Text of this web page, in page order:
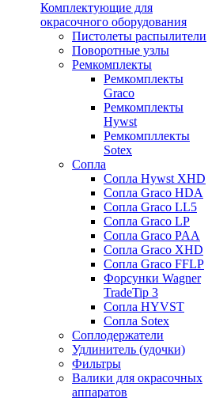
Комплектующие для
окрасочного оборудования
Пистолеты распылители
Поворотные узлы
Ремкомплекты
Ремкомплекты
Graco
Ремкомплекты
Hywst
Ремкомпллекты
Sotex
Сопла
Сопла Hywst XHD
Сопла Graco HDA
Сопла Graco LL5
Сопла Graco LP
Сопла Graco PAA
Сопла Graco XHD
Сопла Graco FFLP
Форсунки Wagner
TradeTip 3
Сопла HYVST
Сопла Sotex
Соплодержатели
Удлинитель (удочки)
Фильтры
Валики для окрасочных
аппаратов